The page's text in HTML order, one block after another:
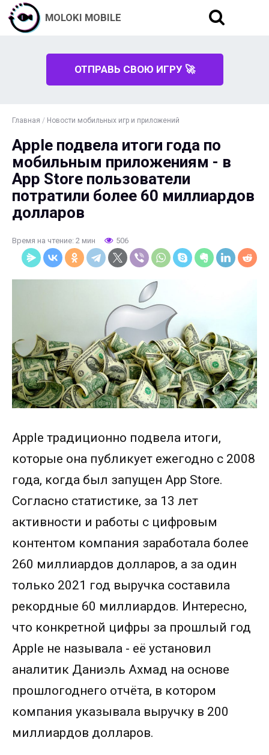
MOLOKI MOBILE
ОТПРАВЬ СВОЮ ИГРУ 🚀
Главная / Новости мобильных игр и приложений
Apple подвела итоги года по
мобильным приложениям - в
App Store пользователи
потратили более 60 миллиардов
долларов
Время на чтение: 2 мин 506
Apple традиционно подвела итоги,
которые она публикует ежегодно с 2008
года, когда был запущен App Store.
Согласно статистике, за 13 лет
активности и работы с цифровым
контентом компания заработала более
260 миллиардов долларов, а за один
только 2021 год выручка составила
рекордные 60 миллиардов. Интересно,
что конкретной цифры за прошлый год
Apple не называла - её установил
аналитик Даниэль Ахмад на основе
прошлогоднего отчёта, в котором
компания указывала выручку в 200
миллиардов долларов.